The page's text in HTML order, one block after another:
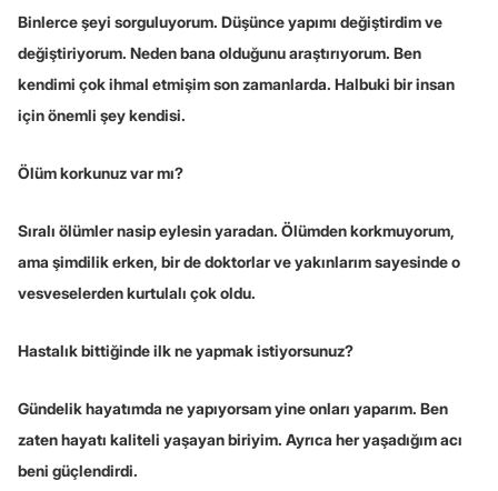
Binlerce şeyi sorguluyorum. Düşünce yapımı değiştirdim ve
değiştiriyorum. Neden bana olduğunu araştırıyorum. Ben
kendimi çok ihmal etmişim son zamanlarda. Halbuki bir insan
için önemli şey kendisi.
Ölüm korkunuz var mı?
Sıralı ölümler nasip eylesin yaradan. Ölümden korkmuyorum,
ama şimdilik erken, bir de doktorlar ve yakınlarım sayesinde o
vesveselerden kurtulalı çok oldu.
Hastalık bittiğinde ilk ne yapmak istiyorsunuz?
Gündelik hayatımda ne yapıyorsam yine onları yaparım. Ben
zaten hayatı kaliteli yaşayan biriyim. Ayrıca her yaşadığım acı
beni güçlendirdi.